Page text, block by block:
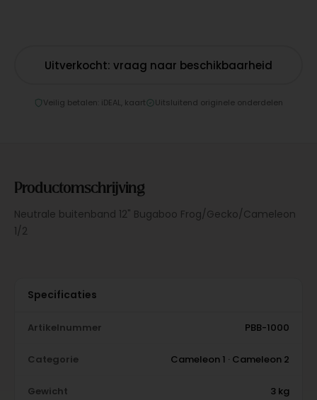
Uitverkocht: vraag naar beschikbaarheid
Veilig betalen: iDEAL, kaart Uitsluitend originele onderdelen
Productomschrijving
Neutrale buitenband 12" Bugaboo Frog/Gecko/Cameleon
1/2
Specificaties
Artikelnummer PBB-1000
Categorie Cameleon 1 · Cameleon 2
Gewicht 3 kg